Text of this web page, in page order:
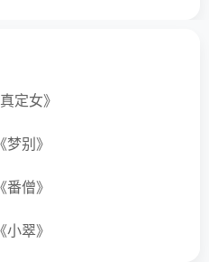
召开这次讨论会的目
定女》
梦别》
番僧》
小翠》